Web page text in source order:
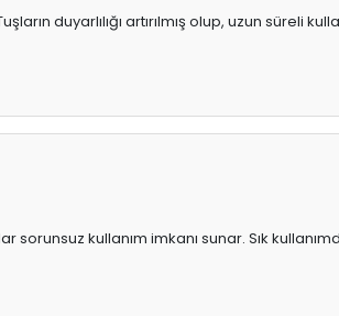
duyarlılığı artırılmış olup, uzun süreli
sorunsuz kullanım imkanı sunar. Sık